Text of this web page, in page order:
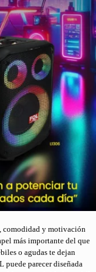
comodidad y motivación
más importante del que
o agudas te dejan
puede parecer diseñada